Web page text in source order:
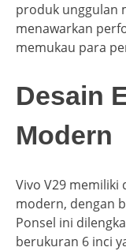
produk unggulan
menawarkan
memukau para
Desain
Modern
Vivo V29 memiliki
modern, dengan
Ponsel ini
berukuran 6 inci